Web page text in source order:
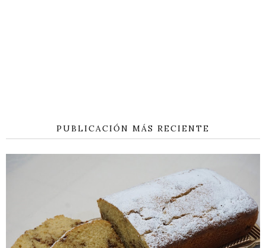
PUBLICACIÓN MÁS RECIENTE